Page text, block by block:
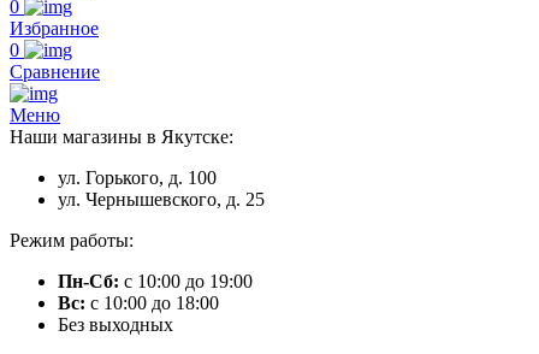
0
Избранное
0
Сравнение
Меню
Наши магазины в Якутске:
ул. Горького, д. 100
ул. Чернышевского, д. 25
Режим работы:
Пн-Сб: с 10:00 до 19:00
Вс: с 10:00 до 18:00
Без выходных